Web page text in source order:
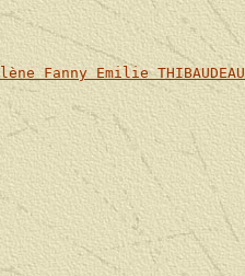
|
Fanny Emilie
|